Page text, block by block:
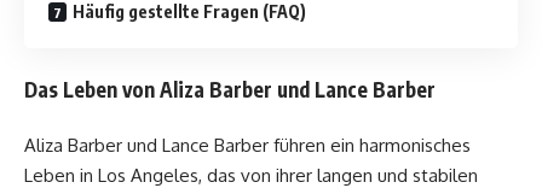
Häufig gestellte Fragen (FAQ)
Das Leben von Aliza Barber und Lance Barber
Aliza Barber und Lance Barber führen ein harmonisches
Leben in Los Angeles, das von ihrer langen und stabilen